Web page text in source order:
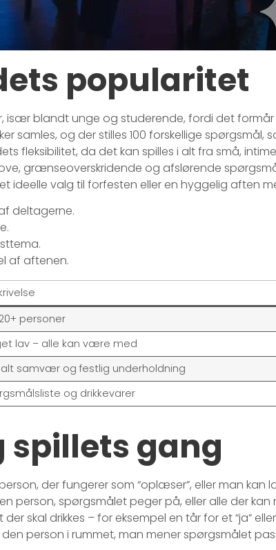
popularitet
især blandt unge og studerende, fordi det
samles, og der stilles 100 forskellige spørgsmål,
fleksibilitet, da det kan spilles i alt fra små,
grænseoverskridende og afslørende
ideelle valg til forfesten eller en hyggelig aften
deltagerne.
af aftenen.
personer
lav – alle kan være med
samvær og festlig underholdning
og drikkevarer
gang
der fungerer som “oplæser”, eller man kan
person, spørgsmålet peger på, eller alle der kan
drikkes – for eksempel en tår for et “ja”
person i rummet, man mener spørgsmålet